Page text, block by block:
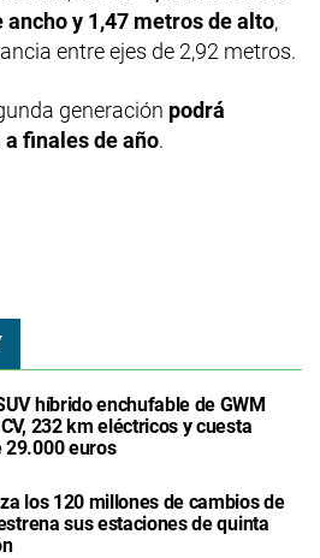
ancho y 1,47 metros de alto,
entre ejes de 2,92 metros.
generación podrá
finales de año.
híbrido enchufable de GWM
232 km eléctricos y cuesta
29.000 euros
los 120 millones de cambios de
sus estaciones de quinta